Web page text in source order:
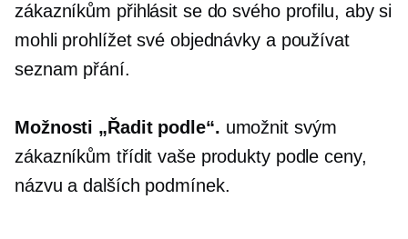
zákazníkům přihlásit se do svého profilu, aby si
mohli prohlížet své objednávky a používat
seznam přání.
Možnosti „Řadit podle“. umožnit svým
zákazníkům třídit vaše produkty podle ceny,
názvu a dalších podmínek.